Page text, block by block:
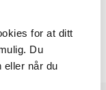
for at ditt
Du
eller når du